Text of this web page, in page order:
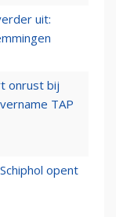
uit:
onrust bij
TAP
opent